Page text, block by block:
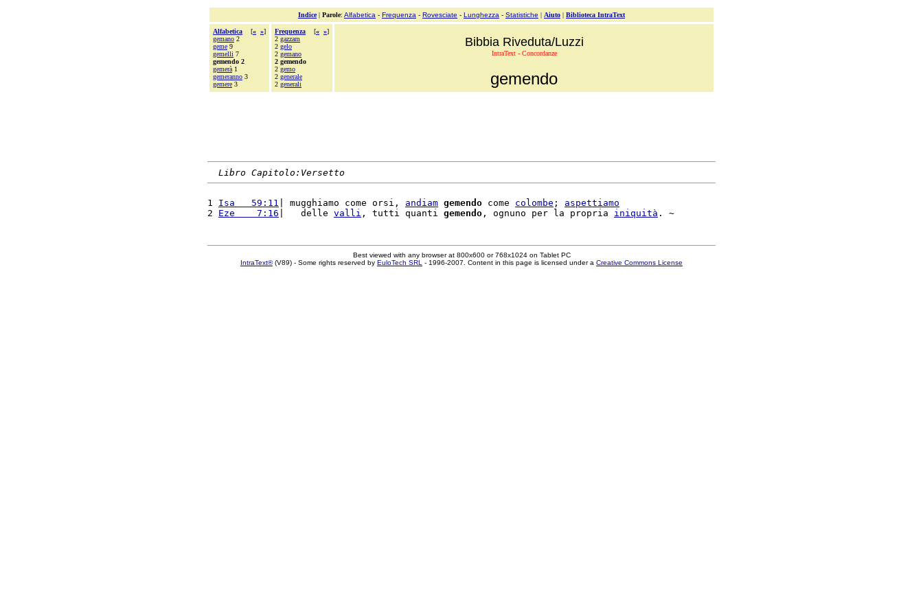
Indice| Parole: Alfabetica - Frequenza - Rovesciate - Lunghezza - Statistiche | Aiuto | Biblioteca IntraText
Alfabetica [« »]
gemano 2
geme 9
gemelli 7
gemendo 2
gemerà 1
gemeranno 3
gemere 3
Frequenza [« »]
2 gazzam
2 gelo
2 gemano
2 gemendo
2 gemo
2 generale
2 generali
Bibbia Riveduta/Luzzi
IntraText - Concordanze
gemendo
Libro Capitolo:Versetto
1 Isa   59:11 | mugghiamo come orsi, andiam gemendo come colombe ; aspettiamo
2 Eze    7:16 |   delle valli , tutti quanti gemendo , ognuno per la propria iniquità
Best viewed with any browser at 800x600 or 768x1024 on Tablet PC
IntraText®(V89) - Some rights reserved by EuloTech SRL - 1996-2007. Content in this page is licensed under a Creative Commons License